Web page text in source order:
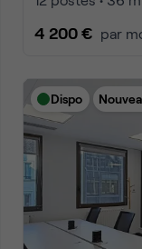
4 200 € par
Dispo